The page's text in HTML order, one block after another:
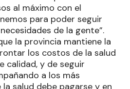
al máximo con el
para poder seguir
de la gente”.
la provincia mantiene la
los costos de la salud
calidad, y de seguir
a los más
la salud debe pagarse y en